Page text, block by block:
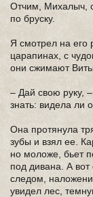
Отчим, Михалыч,
по бруску.
Я смотрел на его
царапинах, с
они сжимают
– Дай свою руку,
знать: видела ли
Она протянула
зубы и взял ее.
но моложе, бьет
под дивана. А
следом,
увидел лес,